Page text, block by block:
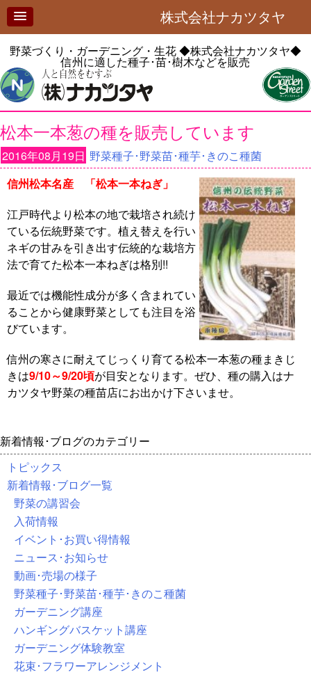
株式会社ナカツタヤ
野菜づくり・ガーデニング・生花◆株式会社ナカツタヤ◆
信州に適した種子･苗･樹木などを販売
松本一本葱の種を販売しています
2016年08月19日 野菜種子･野菜苗･種芋･きのこ種菌
信州松本名産 「松本一本ねぎ」
江戸時代より松本の地で栽培され続け
ている伝統野菜です。植え替えを行い
ネギの甘みを引き出す伝統的な栽培方
法で育てた松本一本ねぎは格別!!
最近では機能性成分が多く含まれてい
ることから健康野菜としても注目を浴
びています。
信州の寒さに耐えてじっくり育てる松本一本葱の種まきじ
きは9/10～9/20頃が目安となります。ぜひ、種の購入はナ
カツタヤ野菜の種苗店にお出かけ下さいませ。
新着情報･ブログのカテゴリー
トピックス
新着情報･ブログ一覧
野菜の講習会
入荷情報
イベント･お買い得情報
ニュース･お知らせ
動画･売場の様子
野菜種子･野菜苗･種芋･きのこ種菌
ガーデニング講座
ハンギングバスケット講座
ガーデニング体験教室
花束･フラワーアレンジメント